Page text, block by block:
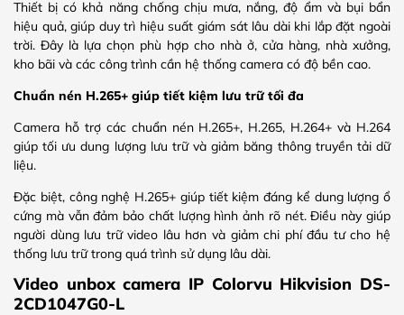
Thiết bị có khả năng chống chịu mưa, nắng, độ ẩm và bụi bẩn
hiệu quả, giúp duy trì hiệu suất giám sát lâu dài khi lắp đặt ngoài
trời. Đây là lựa chọn phù hợp cho nhà ở, cửa hàng, nhà xưởng,
kho bãi và các công trình cần hệ thống camera có độ bền cao.
Chuẩn nén H.265+ giúp tiết kiệm lưu trữ tối đa
Camera hỗ trợ các chuẩn nén H.265+, H.265, H.264+ và H.264
giúp tối ưu dung lượng lưu trữ và giảm băng thông truyền tải dữ
liệu.
Đặc biệt, công nghệ H.265+ giúp tiết kiệm đáng kể dung lượng ổ
cứng mà vẫn đảm bảo chất lượng hình ảnh rõ nét. Điều này giúp
người dùng lưu trữ video lâu hơn và giảm chi phí đầu tư cho hệ
thống lưu trữ trong quá trình sử dụng lâu dài.
Video unbox camera IP Colorvu Hikvision DS-
2CD1047G0-L